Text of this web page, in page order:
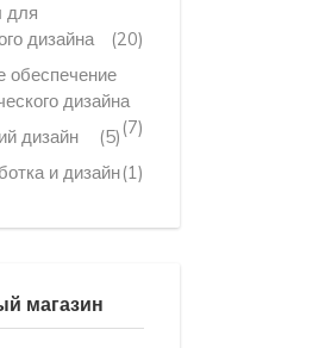
для
дизайна
(20)
обеспечение
дизайна
(7)
дизайн
(5)
и дизайн(1)
магазин